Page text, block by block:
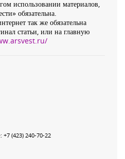
использовании материалов,
обязательна.
так же обязательна
статьи, или на главную
+7 (423) 240-70-22